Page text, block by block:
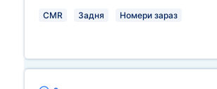
CMR Задня Номери зараз